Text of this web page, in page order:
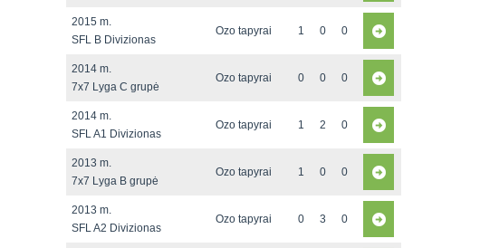
2015 m.
SFL B Divizionas
Ozo tapyrai 1 0 0
2014 m.
7x7 Lyga C grupė
Ozo tapyrai 0 0 0
2014 m.
SFL A1 Divizionas
Ozo tapyrai 1 2 0
2013 m.
7x7 Lyga B grupė
Ozo tapyrai 1 0 0
2013 m.
SFL A2 Divizionas
Ozo tapyrai 0 3 0